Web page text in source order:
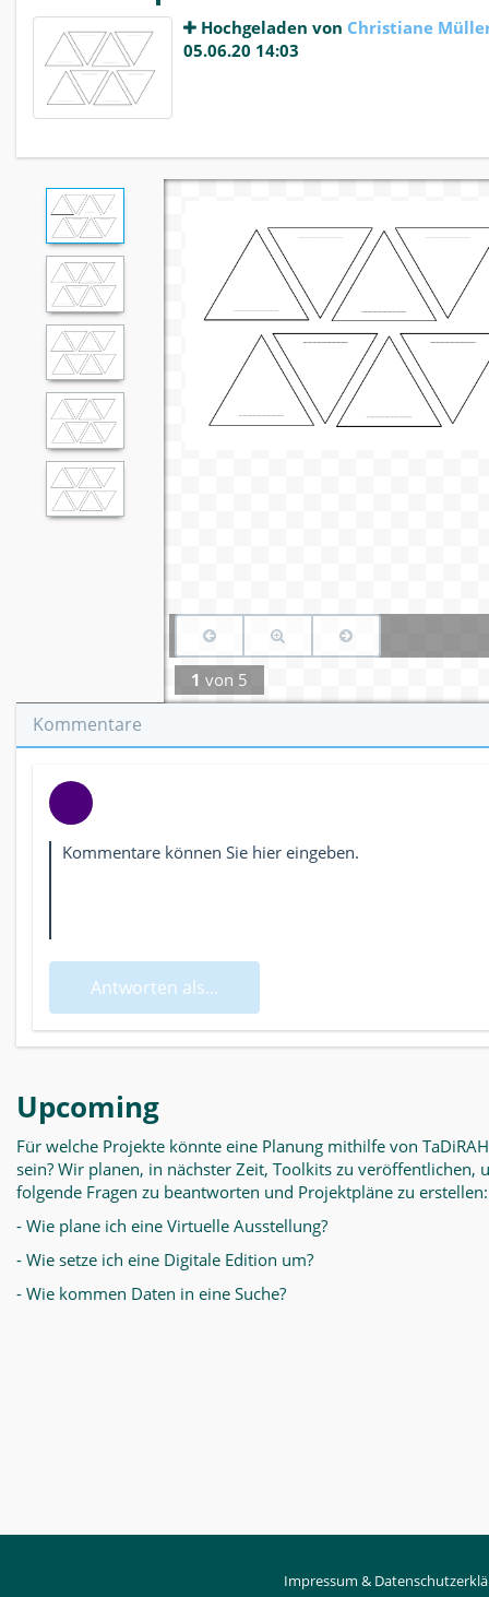
Hochgeladen von Christiane
05.06.20 14:03
1 von 5
Kommentare
Antworten als...
Upcoming
Für welche Projekte könnte eine Planung mithilfe von
sein? Wir planen, in nächster Zeit, Toolkits zu veröffentlichen,
folgende Fragen zu beantworten und Projektpläne zu erstellen:
- Wie plane ich eine Virtuelle Ausstellung?
- Wie setze ich eine Digitale Edition um?
- Wie kommen Daten in eine Suche?
Impressum &